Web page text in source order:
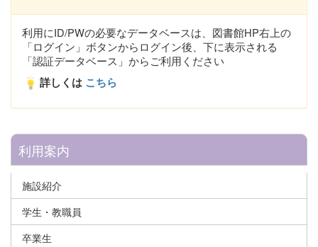
利用にID/PWの必要なデータベースは、図書館HP右上の
「ログイン」ボタンからログイン後、下に表示される
「認証データベース」からご利用ください
詳しくは こちら
利用案内
施設紹介
学生・教職員
卒業生